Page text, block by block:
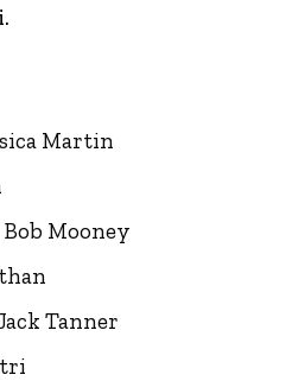
Martin
Bob Mooney
Tanner